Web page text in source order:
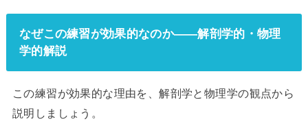
なぜこの練習が効果的なのか——解剖学的・物理
学的解説
この練習が効果的な理由を、解剖学と物理学の観点から
説明しましょう。